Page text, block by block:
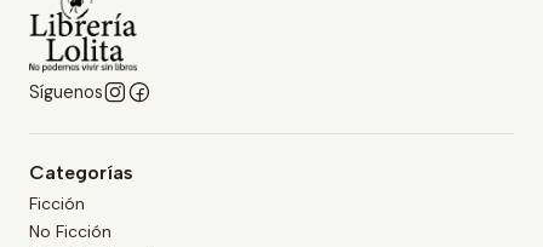
Síguenos
Categorías
Ficción
No Ficción